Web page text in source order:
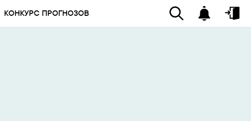
КОНКУРС ПРОГНОЗОВ